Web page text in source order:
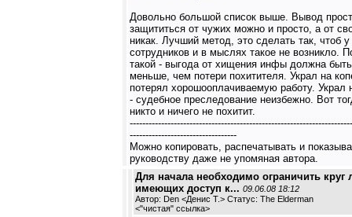
Довольно большой список выше. Вывод
защититься от чужих можно и просто, а от
никак. Лучший метод, это сделать так, чтоб у
сотрудников и в мыслях такое не возникло.
такой - выгода от хищения инфы должна быть
меньше, чем потери похитителя. Украл на
потерял хорошооплачиваемую работу. Украл
- судебное преследование неизбежно. Вот
никто и ничего не похитит.
----------------------------------
Можно копировать, распечатывать и
руководству даже не упомяная автора.
Для начала необходимо ограничить круг
имеющих доступ к... 09.06.08 18:12
Автор: Den <Денис Т.> Статус: The Elderman
<"чистая" ссылка>